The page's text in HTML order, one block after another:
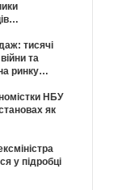
тисячі
та
ринку…
НБУ
як
у підробці